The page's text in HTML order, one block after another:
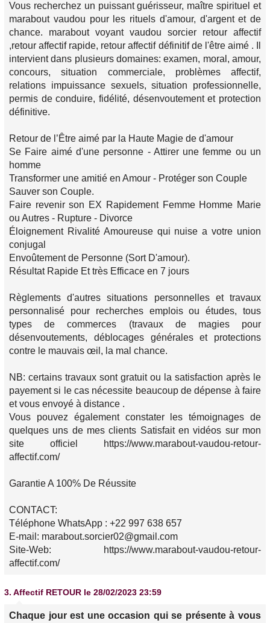
Vous recherchez un puissant guérisseur, maître spirituel et
marabout vaudou pour les rituels d'amour, d'argent et de
chance. marabout voyant vaudou sorcier retour affectif
,retour affectif rapide, retour affectif définitif de l'être aimé . Il
intervient dans plusieurs domaines: examen, moral, amour,
concours, situation commerciale, problèmes affectif,
relations impuissance sexuels, situation professionnelle,
permis de conduire, fidélité, désenvoutement et protection
définitive.
Retour de l’Être aimé par la Haute Magie de d'amour
Se Faire aimé d'une personne - Attirer une femme ou un
homme
Transformer une amitié en Amour - Protéger son Couple
Sauver son Couple.
Faire revenir son EX Rapidement Femme Homme Marie
ou Autres - Rupture - Divorce
Éloignement Rivalité Amoureuse qui nuise a votre union
conjugal
Envoûtement de Personne (Sort D'amour).
Résultat Rapide Et très Efficace en 7 jours
Règlements d'autres situations personnelles et travaux
personnalisé pour recherches emplois ou études, tous
types de commerces (travaux de magies pour
désenvoutements, déblocages générales et protections
contre le mauvais œil, la mal chance.
NB: certains travaux sont gratuit ou la satisfaction après le
payement si le cas nécessite beaucoup de dépense à faire
et vous envoyé à distance .
Vous pouvez également constater les témoignages de
quelques uns de mes clients Satisfait en vidéos sur mon
site officiel https://www.marabout-vaudou-retour-
affectif.com/
Garantie A 100% De Réussite
CONTACT:
Téléphone WhatsApp : +22 997 638 657
E-mail: marabout.sorcier02@gmail.com
Site-Web: https://www.marabout-vaudou-retour-
affectif.com/
3. Affectif RETOUR le 28/02/2023 23:59
Chaque jour est une occasion qui se présente à vous